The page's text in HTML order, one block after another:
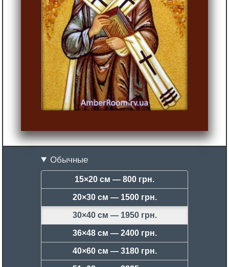
Обычные
15×20 см — 800 грн.
20×30 см — 1500 грн.
30×40 см — 1950 грн.
36×48 см — 2400 грн.
40×60 см — 3180 грн.